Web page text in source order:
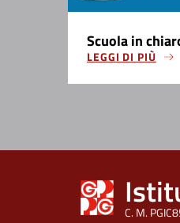
Scuola in
LEGGI DI PIÙ
C. M.